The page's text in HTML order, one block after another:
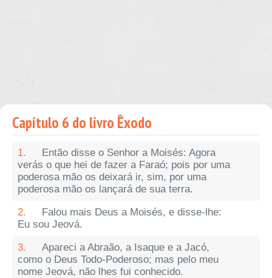
Capítulo 6 do livro Êxodo
1.
Então disse o Senhor a Moisés: Agora
verás o que hei de fazer a Faraó; pois por uma
poderosa mão os deixará ir, sim, por uma
poderosa mão os lançará de sua terra.
2.
Falou mais Deus a Moisés, e disse-lhe:
Eu sou Jeová.
3.
Apareci a Abraão, a Isaque e a Jacó,
como o Deus Todo-Poderoso; mas pelo meu
nome Jeová, não lhes fui conhecido.